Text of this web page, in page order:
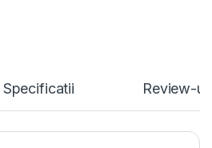
Specificatii Review-uri